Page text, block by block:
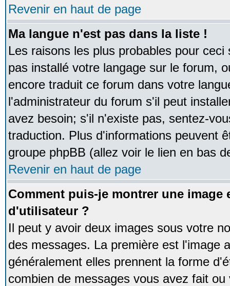
Revenir en haut de page
Ma langue n'est pas dans la liste !
Les raisons les plus probables pour
pas installé votre langage sur le forum,
encore traduit ce forum dans votre
l'administrateur du forum s'il peut
avez besoin; s'il n'existe pas, sentez-
traduction. Plus d'informations peuvent
groupe phpBB (allez voir le lien en bas
Revenir en haut de page
Comment puis-je montrer une image
d'utilisateur ?
Il peut y avoir deux images sous votre
des messages. La première est l'image
généralement elles prennent la forme
combien de messages vous avez fait